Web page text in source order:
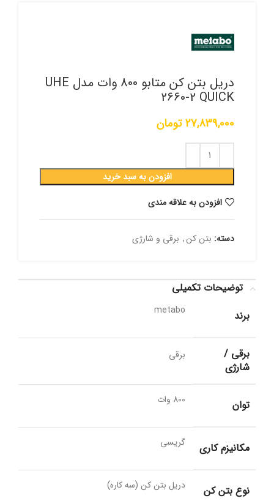
دریل بتن کن متابو 800 وات مدل UHE
2660-2 QUICK
27,839,000 تومان
افزودن به سبد خرید
افزودن به علاقه مندی
دسته: بتن کن, برقی و شارژی
توضیحات تکمیلی
برند
metabo
برقی /
شارژی
برقی
توان 800 وات
مکانیزم کاری گریسی
نوع بتن کن دریل بتن کن (سه کاره)